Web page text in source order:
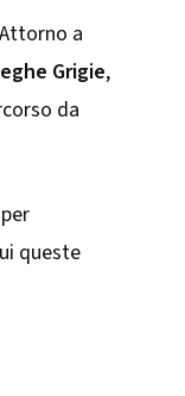
a
Grigie,
da
queste